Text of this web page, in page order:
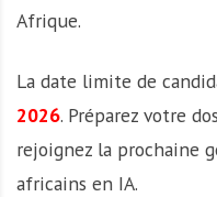
Afrique.
La date limite de
2026. Préparez votre
rejoignez la prochaine
africains en IA.